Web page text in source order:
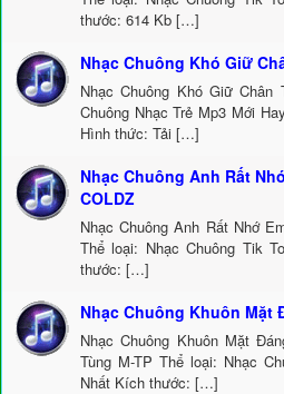
thước: 614 Kb […]
Nhạc Chuông Khó Giữ
Nhạc Chuông Khó Giữ Chân
Chuông Nhạc Trẻ Mp3 Mới
Hình thức: Tải […]
Nhạc Chuông Anh Rất
COLDZ
Nhạc Chuông Anh Rất Nhớ
Thể loại: Nhạc Chuông Tik
thước: […]
Nhạc Chuông Khuôn Mặt
Nhạc Chuông Khuôn Mặt
Tùng M-TP Thể loại: Nhạc
Nhất Kích thước: […]